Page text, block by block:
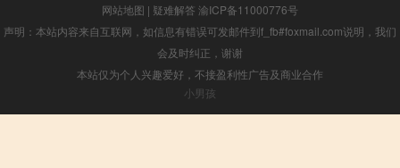
网站地图 | 疑难解答 渝ICP备11000776号
声明：本站内容来自互联网，如信息有错误可发邮件到f_fb#foxmail.com说明，我们
会及时纠正，谢谢
本站仅为个人兴趣爱好，不接盈利性广告及商业合作
小男孩